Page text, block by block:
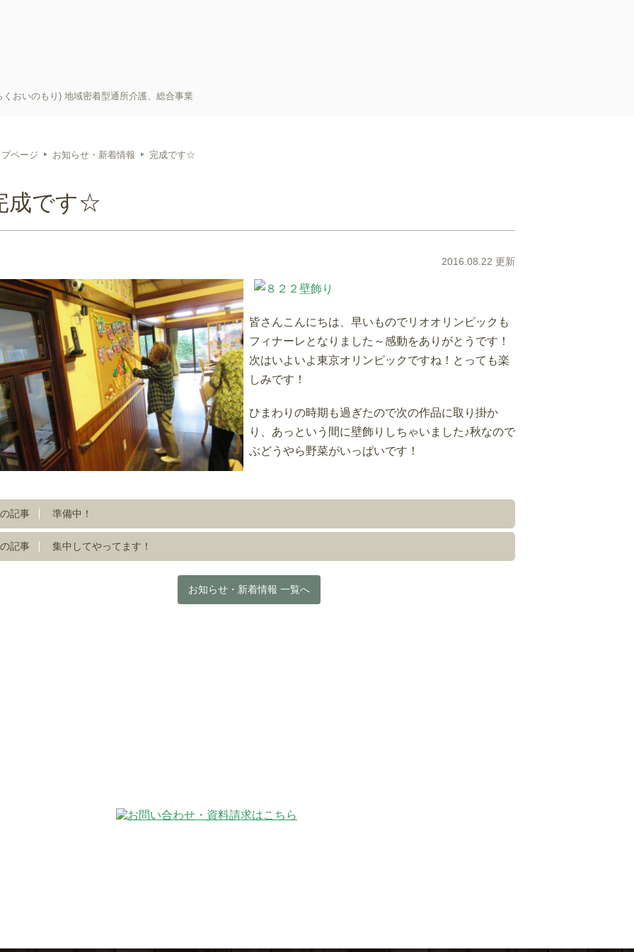
おいのもり) 地域密着型通所介護、総合事業
ページ お知らせ・新着情報 完成です☆
成です☆
2016.08.22 更新
皆さんこんにちは、早いものでリオオリンピックも
フィナーレとなりました～感動をありがとうです！
次はいよいよ東京オリンピックですね！とっても楽
しみです！
ひまわりの時期も過ぎたので次の作品に取り掛か
り、あっという間に壁飾りしちゃいました♪秋なので
ぶどうやら野菜がいっぱいです！
記事 準備中！
記事 集中してやってます！
お知らせ・新着情報 一覧へ